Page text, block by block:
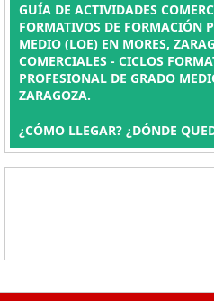
GUÍA DE ACTIVIDADES
FORMATIVOS DE FORMACIÓN
MEDIO (LOE) EN MORES,
COMERCIALES - CICLOS
PROFESIONAL DE GRADO
ZARAGOZA.
¿CÓMO LLEGAR? ¿DÓNDE